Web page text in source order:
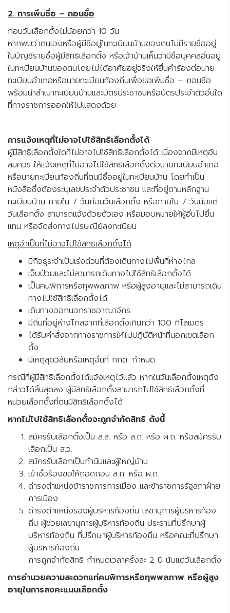
2. การเพิ่มชื่อ – ถอนชื่อ
ก่อนวันเลือกตั้งไม่น้อยกว่า 10 วัน
หากพบว่าตนเองหรือผู้มีชื่อยู่ในทะเบียนบ้านของตนไม่มีรายชื่ออยู่
ในบัญชีรายชื่อผู้มีสิทธิเลือกตั้ง หรือเจ้าบ้านเห็นว่ามีชื่อบุคคลอื่นอยู่
ในทะเบียนบ้านของตนโดยไม่ได้อาศัยอยู่จริงให้ยื่นคำร้องต่อนาย
ทะเบียนอำเภอหรือนายทะเบียนท้องถิ่นเพื่อขอเพิ่มชื่อ – ถอนชื่อ
พร้อมนำสำเนาทะเบียนบ้านและบัตรประชาชนหรือบัตรประจำตัวอื่นใด
ที่ทางราชการออกให้ไปแสดงด้วย
การแจ้งเหตุที่ไม่อาจไปใช้สิทธิเลือกตั้งได้
ผู้มีสิทธิเลือกตั้งใดที่ไม่อาจไปใช้สิทธิเลือกตั้งได้ เนื่องจากมีเหตุอัน
สมควร ให้แจ้งเหตุที่ไม่อาจไปใช้สิทธิเลือกตั้งต่อนายทะเบียนอำเภอ
หรือนายทะเบียนท้องถิ่นที่ตนมีชื่ออยู่ในทะเบียนบ้าน โดยทำเป็น
หนังสือซึ่งต้องระบุเลขประจำตัวประชาชน และที่อยู่ตามหลักฐาน
ทะเบียนบ้าน ภายใน 7 วันก่อนวันเลือกตั้ง หรือภายใน 7 วันนับแต่
วันเลือกตั้ง สามารถแจ้งด้วยตัวเอง หรือมอบหมายให้ผู้อื่นไปยื่น
แทน หรือจัดส่งทางไปรษณีย์ลงทะเบียน
เหตุจำเป็นที่ไม่อาจไปใช้สิทธิเลือกตั้งได้
มีกิจธุระจำเป็นเร่งด่วนที่ต้องเดินทางไปพื้นที่ห่างไกล
เจ็บป่วยและไม่สามารถเดินทางไปใช้สิทธิเลือกตั้งได้
เป็นคนพิการหรือทุพพลภาพ หรือผู้สูงอายุและไม่สามารถเดิน
ทางไปใช้สิทธิเลือกตั้งได้
เดินทางออกนอกราชอาณาจักร
มีถิ่นที่อยู่ห่างไกลจากที่เลือกตั้งเกินกว่า 100 กิโลเมตร
ได้รับคำสั่งจากทางราชการให้ไปปฏิบัติหน้าที่นอกเขตเลือก
ตั้ง
มีเหตุสุดวิสัยหรือเหตุอื่นที่ กกต. กำหนด
กรณีที่ผู้มีสิทธิเลือกตั้งได้แจ้งเหตุไว้แล้ว หากในวันเลือกตั้งเหตุดัง
กล่าวได้สิ้นสุดลง ผู้มีสิทธิเลือกตั้งสามารถไปใช้สิทธิเลือกตั้งที่
หน่วยเลือกตั้งที่ตนมีสิทธิเลือกตั้งได้
หากไม่ไปใช้สิทธิเลือกตั้งจะถูกจำกัดสิทธิ ดังนี้
สมัครรับเลือกตั้งเป็น ส.ส. หรือ ส.ถ. หรือ ผ.ถ. หรือสมัครรับ
เลือกเป็น ส.ว.
สมัครรับเลือกเป็นกำนันและผู้ใหญ่บ้าน
เข้าชื่อร้องขอให้ถอดถอน ส.ถ. หรือ ผ.ถ.
ดำรงตำแหน่งข้าราชการการเมือง และข้าราชการรัฐสภาฝ่าย
การเมือง
ดำรงตำแหน่งรองผู้บริหารท้องถิ่น เลขานุการผู้บริหารท้อง
ถิ่น ผู้ช่วยเลขานุการผู้บริหารท้องถิ่น ประธานที่ปรึกษาผู้
บริหารท้องถิ่น ที่ปรึกษาผู้บริหารท้องถิ่น หรือคณะที่ปรึกษา
ผู้บริหารท้องถิ่น
การถูกจำกัดสิทธิ กำหนดเวลาครั้งละ 2 ปี นับแต่วันเลือกตั้ง
การอำนวยความสะดวกแก่คนพิการหรือทุพพลภาพ หรือผู้สูง
อายุในการลงคะแนนเลือกตั้ง